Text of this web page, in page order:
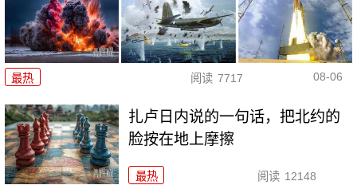
最热 阅读 7717 08-06
扎卢日内说的一句话，把北约的
脸按在地上摩擦
最热 阅读 12148